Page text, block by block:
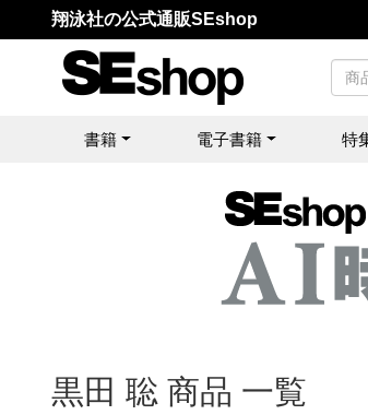
翔泳社の公式通販SEshop
書籍 電子書籍 特
黒田 聡 商品 一覧